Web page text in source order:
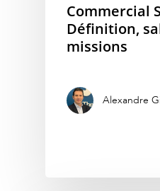
Commercial
Définition,
missions
Alexandre